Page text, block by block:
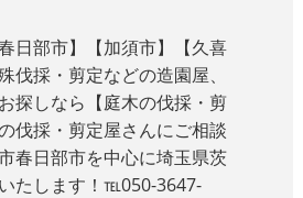
日部市】【加須市】【久喜
伐採・剪定などの造園屋、
探しなら【庭木の伐採・剪
伐採・剪定屋さんにご相談
春日部市を中心に埼玉県茨
たします！℡050-3647-